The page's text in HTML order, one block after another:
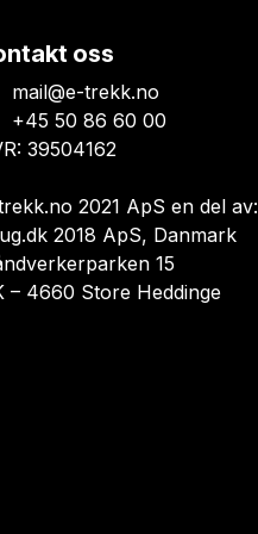
oss
mail@e-trekk.no
+45 50 86 60 00
39504162
2021 ApS en del av:
2018 ApS, Danmark
15
– 4660 Store Heddinge